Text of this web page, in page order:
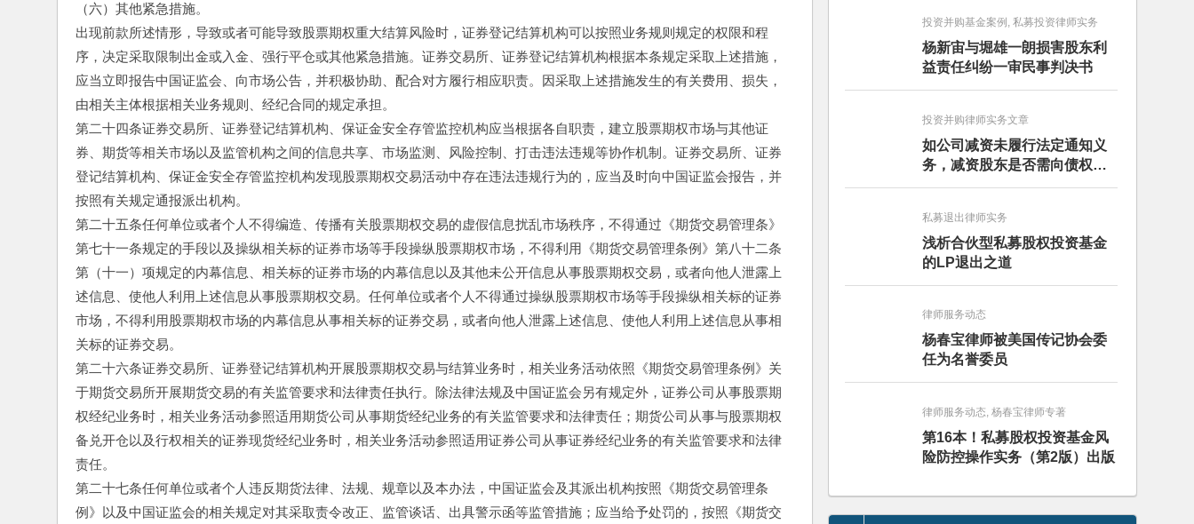
（六）其他紧急措施。
出现前款所述情形，导致或者可能导致股票期权重大结算风险时，证券登记结算机构可以按照业务规则规定的权限和程
序，决定采取限制出金或入金、强行平仓或其他紧急措施。证券交易所、证券登记结算机构根据本条规定采取上述措施，
应当立即报告中国证监会、向市场公告，并积极协助、配合对方履行相应职责。因采取上述措施发生的有关费用、损失，
由相关主体根据相关业务规则、经纪合同的规定承担。
第二十四条证券交易所、证券登记结算机构、保证金安全存管监控机构应当根据各自职责，建立股票期权市场与其他证
券、期货等相关市场以及监管机构之间的信息共享、市场监测、风险控制、打击违法违规等协作机制。证券交易所、证券
登记结算机构、保证金安全存管监控机构发现股票期权交易活动中存在违法违规行为的，应当及时向中国证监会报告，并
按照有关规定通报派出机构。
第二十五条任何单位或者个人不得编造、传播有关股票期权交易的虚假信息扰乱市场秩序，不得通过《期货交易管理条》
第七十一条规定的手段以及操纵相关标的证券市场等手段操纵股票期权市场，不得利用《期货交易管理条例》第八十二条
第（十一）项规定的内幕信息、相关标的证券市场的内幕信息以及其他未公开信息从事股票期权交易，或者向他人泄露上
述信息、使他人利用上述信息从事股票期权交易。任何单位或者个人不得通过操纵股票期权市场等手段操纵相关标的证券
市场，不得利用股票期权市场的内幕信息从事相关标的证券交易，或者向他人泄露上述信息、使他人利用上述信息从事相
关标的证券交易。
第二十六条证券交易所、证券登记结算机构开展股票期权交易与结算业务时，相关业务活动依照《期货交易管理条例》关
于期货交易所开展期货交易的有关监管要求和法律责任执行。除法律法规及中国证监会另有规定外，证券公司从事股票期
权经纪业务时，相关业务活动参照适用期货公司从事期货经纪业务的有关监管要求和法律责任；期货公司从事与股票期权
备兑开仓以及行权相关的证券现货经纪业务时，相关业务活动参照适用证券公司从事证券经纪业务的有关监管要求和法律
责任。
第二十七条任何单位或者个人违反期货法律、法规、规章以及本办法，中国证监会及其派出机构按照《期货交易管理条
例》以及中国证监会的相关规定对其采取责令改正、监管谈话、出具警示函等监管措施；应当给予处罚的，按照《期货交
投资并购基金案例, 私募投资律师实务
杨新宙与堀雄一朗损害股东利
益责任纠纷一审民事判决书
投资并购律师实务文章
如公司减资未履行法定通知义
务，减资股东是否需向债权人
担责？且看最高人民法院怎么
私募退出律师实务
浅析合伙型私募股权投资基金
的LP退出之道
律师服务动态
杨春宝律师被美国传记协会委
任为名誉委员
律师服务动态, 杨春宝律师专著
第16本！私募股权投资基金风
险防控操作实务（第2版）出版